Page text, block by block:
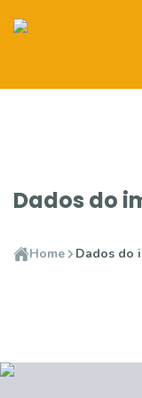
Dados do
Home Dados do